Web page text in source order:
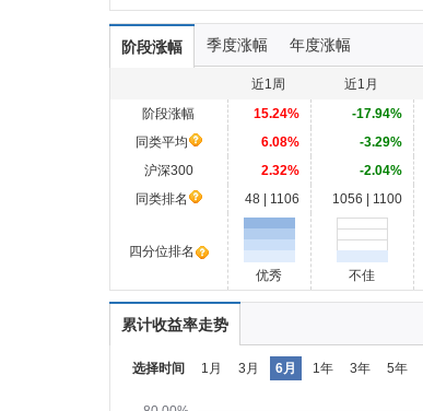
阶段涨幅 季度涨幅 年度涨幅
近1周 近1月
阶段涨幅
15.24% -17.94%
同类平均
6.08% -3.29%
沪深300
2.32% -2.04%
同类排名
48 | 1106 1056 | 1100
四分位排名
优秀
不佳
累计收益率走势
选择时间 1月 3月 6月 1年 3年 5年